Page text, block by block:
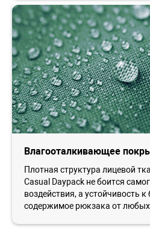
Влагооталкивающее
Плотная структура лицевой
Casual Daypack не боится
воздействия, а устойчивость
содержимое рюкзака от любых